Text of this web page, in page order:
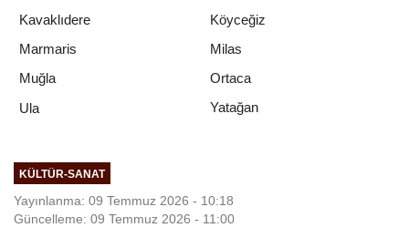
Kavaklıdere
Köyceğiz
Marmaris
Milas
Muğla
Ortaca
Ula
Yatağan
KÜLTÜR-SANAT
Yayınlanma: 09 Temmuz 2026 - 10:18
Güncelleme: 09 Temmuz 2026 - 11:00